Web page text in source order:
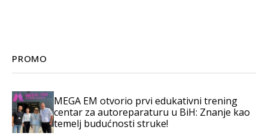
PROMO
MEGA EM otvorio prvi edukativni trening
centar za autoreparaturu u BiH: Znanje kao
temelj budućnosti struke!